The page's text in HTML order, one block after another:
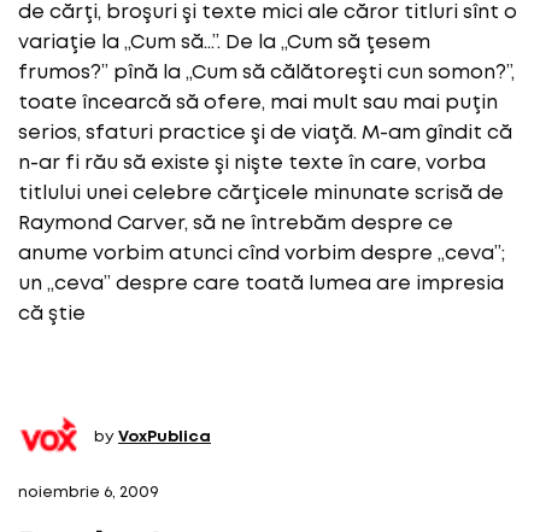
de cărţi, broşuri şi texte mici ale căror titluri sînt o
variaţie la „Cum să…”. De la „Cum să ţesem
frumos?” pînă la „Cum să călătoreşti cun somon?”,
toate încearcă să ofere, mai mult sau mai puţin
serios, sfaturi practice şi de viaţă. M-am gîndit că
n-ar fi rău să existe şi nişte texte în care, vorba
titlului unei celebre cărţicele minunate scrisă de
Raymond Carver, să ne întrebăm despre ce
anume vorbim atunci cînd vorbim despre „ceva”;
un „ceva” despre care toată lumea are impresia
că ştie
by VoxPublica
noiembrie 6, 2009